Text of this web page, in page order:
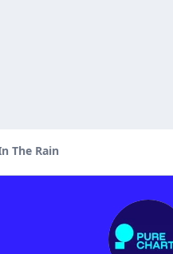
The Rain